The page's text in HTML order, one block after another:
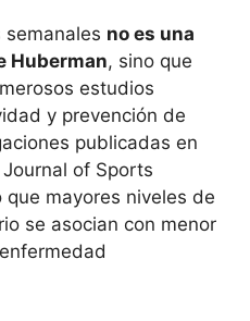
no es una
Huberman, sino que
estudios
y prevención de
publicadas en
of Sports
mayores niveles de
se asocian con menor